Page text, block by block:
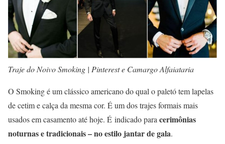
Traje do Noivo Smoking | Pinterest e Camargo Alfaiataria
O Smoking é um clássico americano do qual o paletó tem lapelas
de cetim e calça da mesma cor. É um dos trajes formais mais
usados em casamento até hoje. É indicado para cerimônias
noturnas e tradicionais – no estilo jantar de gala.